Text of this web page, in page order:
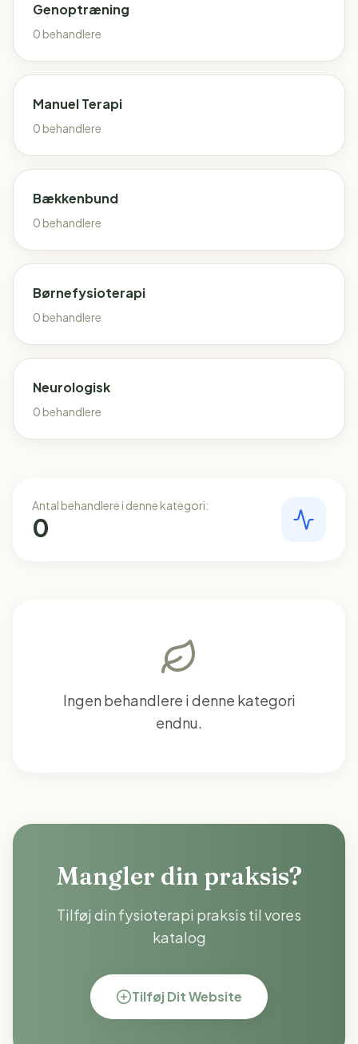
Genoptræning
0 behandlere
Manuel Terapi
0 behandlere
Bækkenbund
0 behandlere
Børnefysioterapi
0 behandlere
Neurologisk
0 behandlere
Antal behandlere i denne kategori:
0
Ingen behandlere i denne kategori
endnu.
Mangler din praksis?
Tilføj din fysioterapi praksis til vores
katalog
Tilføj Dit Website